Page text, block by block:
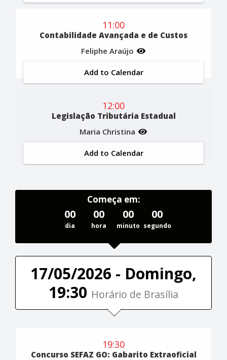
11:00
Contabilidade Avançada e de Custos
Feliphe Araújo
Add to Calendar
12:00
Legislação Tributária Estadual
Maria Christina
Add to Calendar
Começa em:
00
dia
00
hora
00
minuto
00
segundo
17/05/2026 - Domingo,
19:30 Horário de Brasília
19:30
Concurso SEFAZ GO: Gabarito Extraoficial